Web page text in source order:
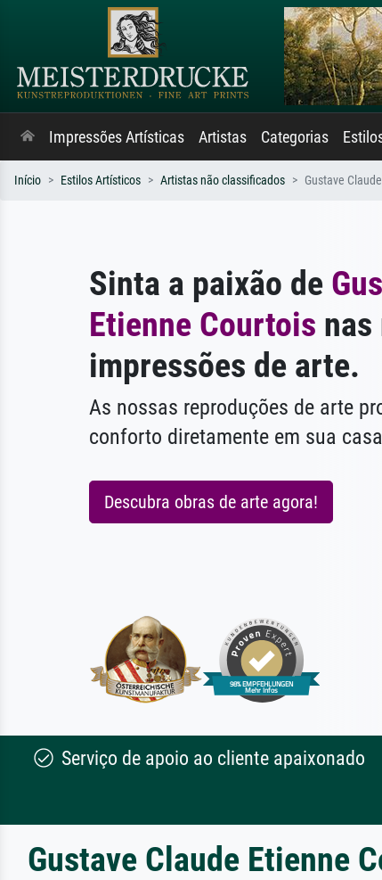
Impressões Artísticas Artistas Categorias
Início Estilos Artísticos Artistas não classificados Gustave
Sinta a paixão de
Etienne Courtois nas
impressões de arte.
As nossas reproduções de arte
conforto diretamente em sua
Descubra obras de arte agora!
Serviço de apoio ao cliente apaixonado
Gustave Claude Etienne